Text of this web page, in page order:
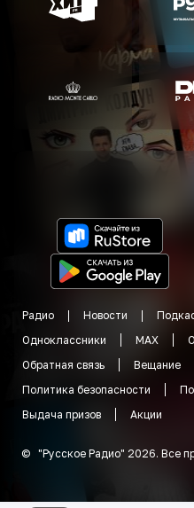
Радио Новости
Одноклассники
MAX
Обратная связь
Вещание
Политика безопасности
Выдача призов
Акции
© "Русское Радио" 2026. Все